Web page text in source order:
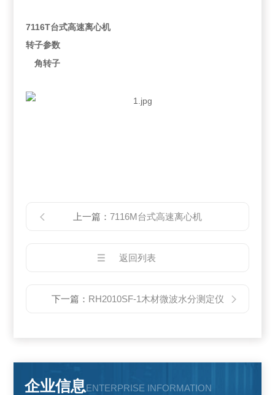
7116T台式高速离心机
转子参数
角转子
上一篇： 7116M台式高速离心机
返回列表
下一篇： RH2010SF-1木材微波水分测定仪
企业信息ENTERPRISE INFORMATION